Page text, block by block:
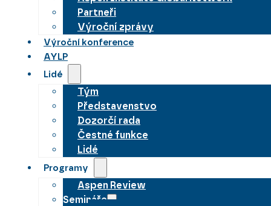
Partneři
Výroční zprávy
Výroční konference
AYLP
Lidé
Tým
Představenstvo
Dozorčí rada
Čestné funkce
Lidé
Programy
Aspen Review
Semináře